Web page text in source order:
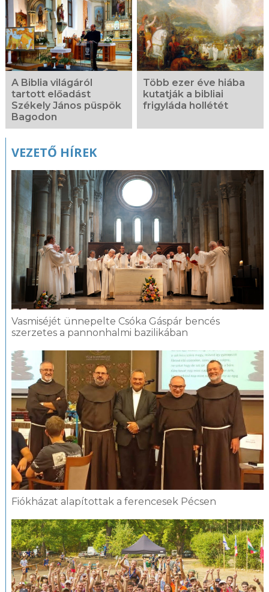
A Biblia világáról
tartott előadást
Székely János püspök
Bagodon
Több ezer éve hiába
kutatják a bibliai
frigyláda hollétét
VEZETŐ HÍREK
Vasmiséjét ünnepelte Csóka Gáspár bencés
szerzetes a pannonhalmi bazilikában
Fiókházat alapítottak a ferencesek Pécsen